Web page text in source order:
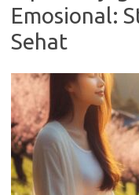
Emosional:
Sehat